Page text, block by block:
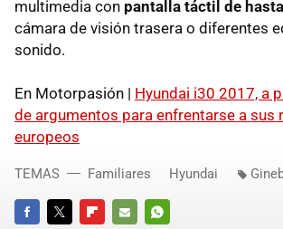
multimedia con pantalla táctil de
cámara de visión trasera o diferentes
sonido.
En Motorpasión | Hyundai i30 2017, a
de argumentos para enfrentarse a sus
europeos
TEMAS Familiares Hyundai